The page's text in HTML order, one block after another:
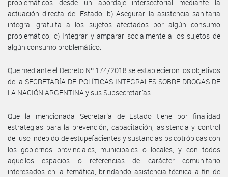
problemáticos desde un abordaje intersectorial mediante la
actuación directa del Estado; b) Asegurar la asistencia sanitaria
integral gratuita a los sujetos afectados por algún consumo
problemático; c) Integrar y amparar socialmente a los sujetos de
algún consumo problemático.
Que mediante el Decreto Nº 174/2018 se establecieron los objetivos
de la SECRETARÍA DE POLÍTICAS INTEGRALES SOBRE DROGAS DE
LA NACIÓN ARGENTINA y sus Subsecretarías.
Que la mencionada Secretaría de Estado tiene por finalidad
estrategias para la prevención, capacitación, asistencia y control
del uso indebido de estupefacientes y sustancias psicotrópicas con
los gobiernos provinciales, municipales o locales, y con todos
aquellos espacios o referencias de carácter comunitario
interesados en la temática, brindando asistencia técnica a fin de